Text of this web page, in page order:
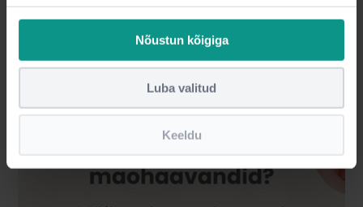
Nõustun kõigiga
Luba valitud
Keeldu